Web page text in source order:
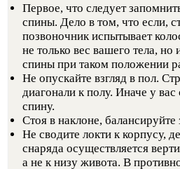
Первое, что следует
спины. Дело в том, что если,
позвоночник испытывает
не только вес вашего тела,
спины при таком положении
Не опускайте взгляд в пол.
диагонали к полу. Иначе у вас
спину.
Стоя в наклоне, балансируйте
Не сводите локти к корпусу,
снаряда осуществляется
а не к низу живота. В